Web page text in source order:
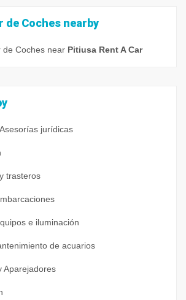
de Coches nearby
de Coches near Pitiusa Rent A Car
jurídicas
trasteros
e iluminación
de acuarios
Aparejadores